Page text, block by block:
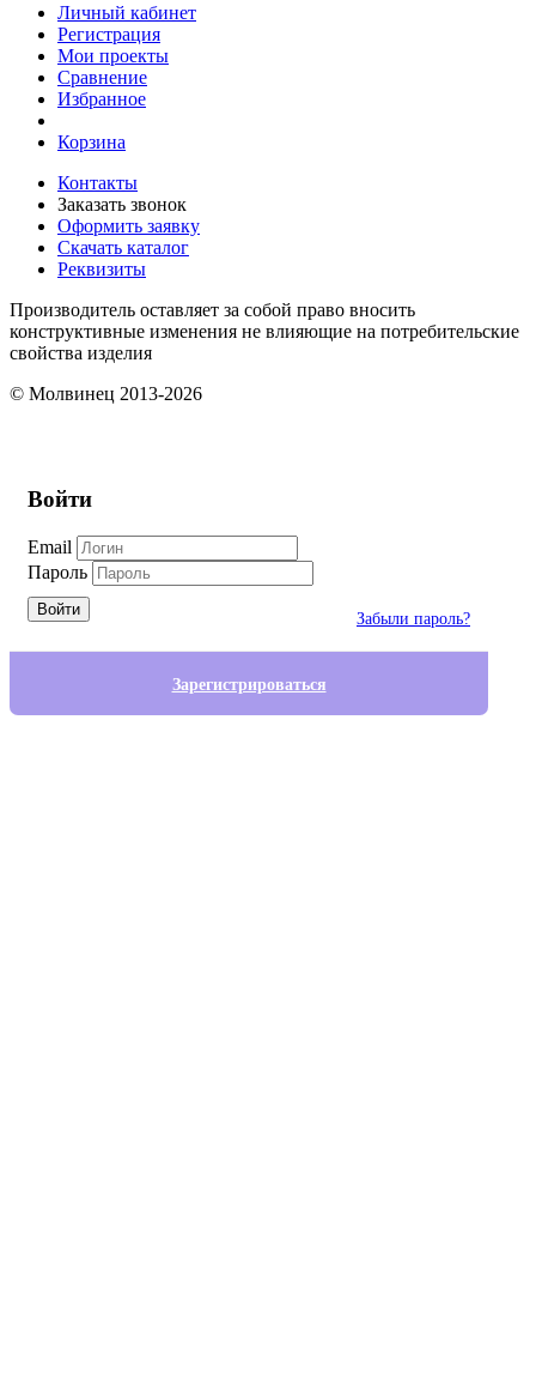
Личный кабинет
Регистрация
Мои проекты
Сравнение
Избранное
Корзина
Контакты
Заказать звонок
Оформить заявку
Скачать каталог
Реквизиты
Производитель оставляет за собой право вносить
конструктивные изменения не влияющие на потребительские
свойства изделия
© Молвинец 2013-2026
Войти
Email
Пароль
Войти
Забыли пароль?
Зарегистрироваться